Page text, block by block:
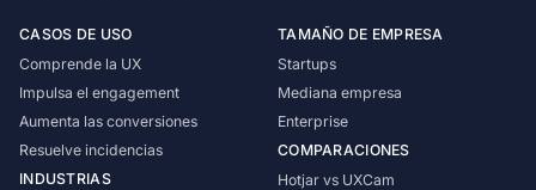
CASOS DE USO
Comprende la UX
Impulsa el engagement
Aumenta las conversiones
Resuelve incidencias
INDUSTRIAS
TAMAÑO DE EMPRESA
Startups
Mediana empresa
Enterprise
COMPARACIONES
Hotjar vs UXCam